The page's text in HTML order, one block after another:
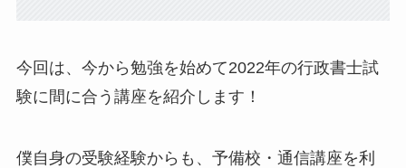
今回は、今から勉強を始めて2022年の行政書士試
験に間に合う講座を紹介します！
僕自身の受験経験からも、予備校・通信講座を利